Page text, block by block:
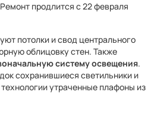
продлится с 22 февраля
потолки и свод центрального
облицовку стен. Также
систему освещения.
сохранившиеся светильники и
утраченные плафоны из